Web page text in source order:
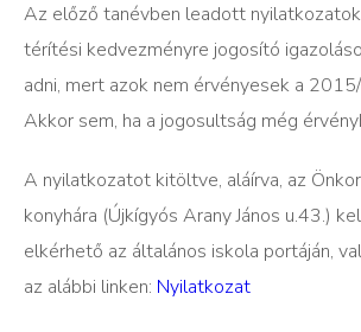
Az előző tanévben leadott
térítési kedvezményre jogosító
adni, mert azok nem érvényesek a
Akkor sem, ha a jogosultság még
A nyilatkozatot kitöltve, aláírva, az
konyhára (Újkígyós Arany János u.43.)
elkérhető az általános iskola portáján,
az alábbi linken: Nyilatkozat